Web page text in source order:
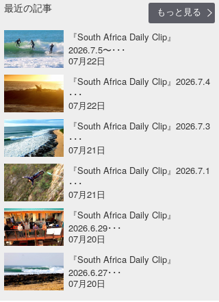
最近の記事
もっと見る
『South Africa Daily Clip』
2026.7.5〜･･･
07月22日
『South Africa Daily Clip』2026.7.4
･･･
07月22日
『South Africa Daily Clip』2026.7.3
･･･
07月21日
『South Africa Daily Clip』2026.7.1
･･･
07月21日
『South Africa Daily Clip』
2026.6.29･･･
07月20日
『South Africa Daily Clip』
2026.6.27･･･
07月20日
Yoshiyuki Obata
arukasvision
DELTA FORCE SURF
CBA Films
熊谷素子
WAVAL
中浦“JET”章
嵯峨明日香
進士剛光
田原啓江
植村未来
NOBUFUKU
大野”MAR”修聖
喜納海人
☆加藤
+☆maki☆+
Aichan
chan-U
ECE
G◎Da
H
KID
KOBU
KY
波伝説